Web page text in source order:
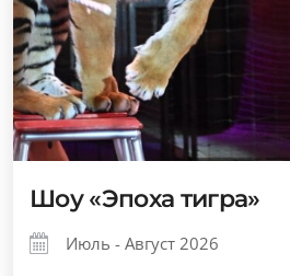
Шоу «Эпоха тигра»
Июль - Август 2026